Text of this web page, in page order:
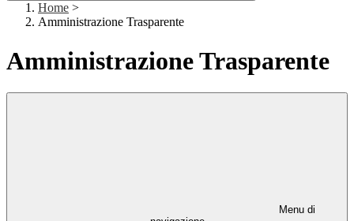
Home >
Amministrazione Trasparente
Amministrazione Trasparente
Menu di